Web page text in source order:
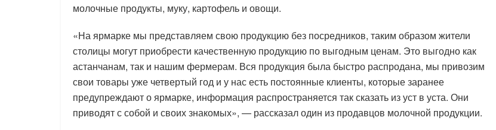
молочные продукты, муку, картофель и овощи.
«На ярмарке мы представляем свою продукцию без посредников, таким образом жители
столицы могут приобрести качественную продукцию по выгодным ценам. Это выгодно как
астанчанам, так и нашим фермерам. Вся продукция была быстро распродана, мы привозим
свои товары уже четвертый год и у нас есть постоянные клиенты, которые заранее
предупреждают о ярмарке, информация распространяется так сказать из уст в уста. Они
приводят с собой и своих знакомых», — рассказал один из продавцов молочной продукции.